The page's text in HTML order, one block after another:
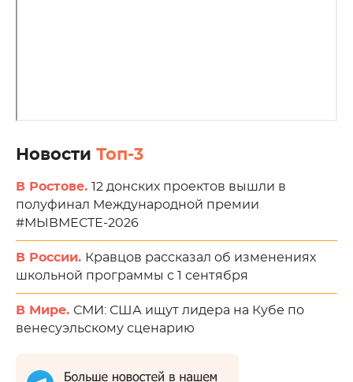
Новости Топ-3
В Ростове. 12 донских проектов вышли в
полуфинал Международной премии
#МЫВМЕСТЕ-2026
В России. Кравцов рассказал об изменениях
школьной программы с 1 сентября
В Мире. СМИ: США ищут лидера на Кубе по
венесуэльскому сценарию